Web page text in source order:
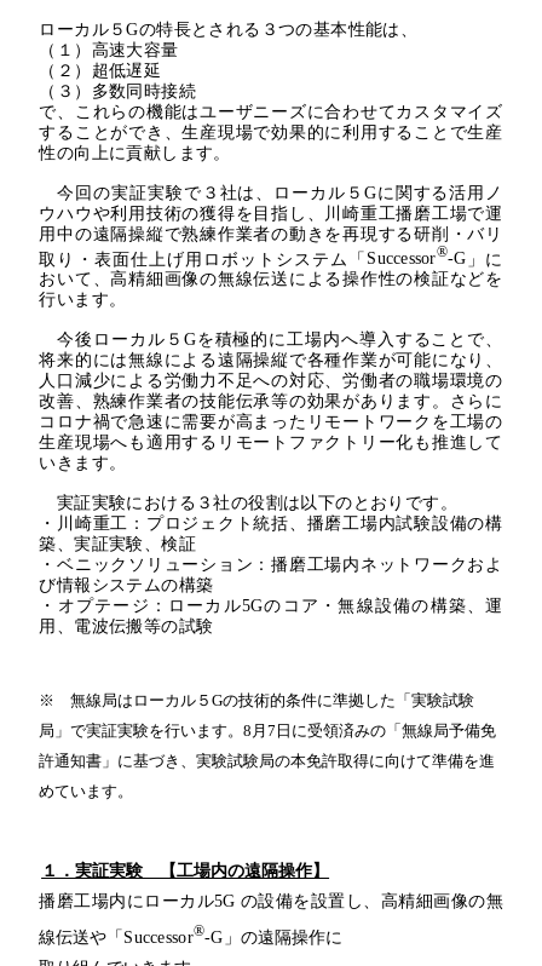
ローカル５Gの特長とされる３つの基本性能は、
（１）高速大容量
（２）超低遅延
（３）多数同時接続
で、これらの機能はユーザニーズに合わせてカスタマイズ
することができ、生産現場で効果的に利用することで生産
性の向上に貢献します。
今回の実証実験で３社は、ローカル５Gに関する活用ノ
ウハウや利用技術の獲得を目指し、川崎重工播磨工場で運
用中の遠隔操縦で熟練作業者の動きを再現する研削・バリ
取り・表面仕上げ用ロボットシステム「 Successor®-G 」に
おいて、高精細画像の無線伝送による操作性の検証などを
行います。
今後ローカル５Gを積極的に工場内へ導入することで、
将来的には無線による遠隔操縦で各種作業が可能になり、
人口減少による労働力不足への対応、労働者の職場環境の
改善、熟練作業者の技能伝承等の効果があります。さらに
コロナ禍で急速に需要が高まったリモートワークを工場の
生産現場へも適用するリモートファクトリー化も推進して
いきます。
実証実験における３社の役割は以下のとおりです。
・川崎重工：プロジェクト統括、播磨工場内試験設備の構
築、実証実験、検証
・ベニックソリューション：播磨工場内ネットワークおよ
び情報システムの構築
・オプテージ：ローカル5Gのコア・無線設備の構築、運
用、電波伝搬等の試験
※ 無線局はローカル５Gの技術的条件に準拠した「実験試験
局」で実証実験を行います。8 月7 日に受領済みの「無線局予備免
許通知書」に基づき、実験試験局の本免許取得に向けて準備を進
めています。
１．実証実験 【工場内の遠隔操作】
播磨工場内にローカル5G の設備を設置し、高精細画像の無
線伝送や「 Successor®-G 」の遠隔操作に